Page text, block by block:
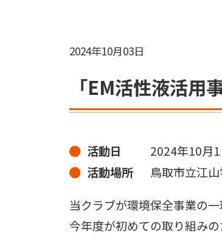
2024年10月03日
「EM活性液活用
活動日
2024年10月
活動場所
鳥取市立江
当クラブが環境保全事業の
今年度が初めての取り組み